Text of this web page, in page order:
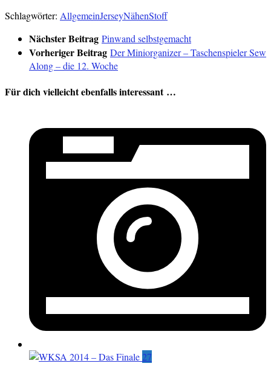
Schlagwörter: AllgemeinJerseyNähenStoff
Nächster Beitrag Pinwand selbstgemacht
Vorheriger Beitrag Der Miniorganizer – Taschenspieler Sew
Along – die 12. Woche
Für dich vielleicht ebenfalls interessant …
27